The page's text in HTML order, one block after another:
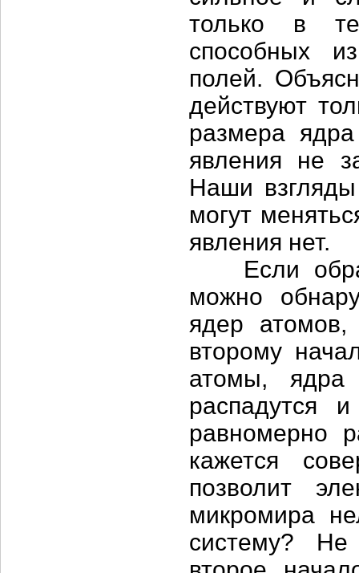
только в
способных
полей.
действуют
размера
явления не
Наши
могут
явления нет.
Если
можно
ядер атомов,
второму
атомы, ядра
распадутся
равномерно
кажется
позволит
микромира
систему?